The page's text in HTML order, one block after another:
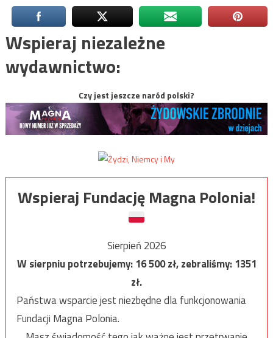
Wspieraj niezależne
wydawnictwo:
Czy jest jeszcze naród polski?
Wspieraj Fundację Magna Polonia!
Sierpień 2026
W sierpniu potrzebujemy:16 500zł, zebraliśmy:1351
zł.
Państwa wsparcie jest niezbędne dla funkcjonowania
Fundacji Magna Polonia.